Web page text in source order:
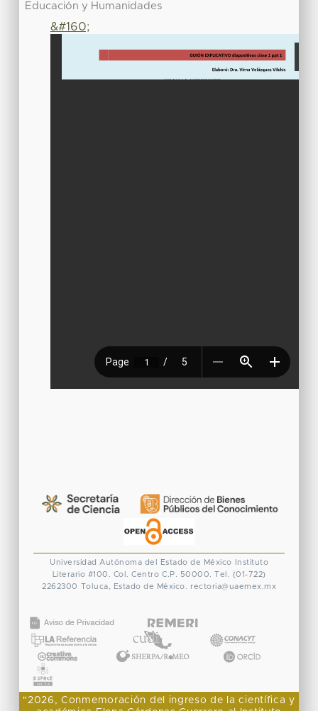
Educación y Humanidades
&#160;
Universidad Autónoma del Estado de México
Instituto
Literario #100. Col. Centro C.P. 50000. Tel. (01-722)
2262300 Toluca, Estado de México. rectoria@uaemex.mx
"2026, Conmemoración del ingreso de la científica y